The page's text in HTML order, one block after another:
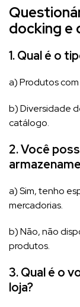
docking e
1. Qual é o
a) Produtos
b) Diversidade
catálogo.
2. Você
a) Sim, tenho
mercadorias.
b) Não, não
produtos.
3. Qual é o
loja?